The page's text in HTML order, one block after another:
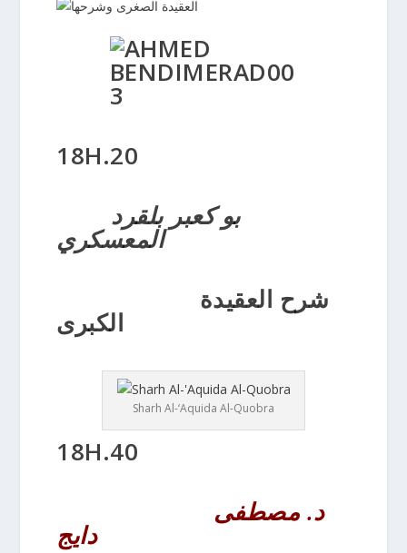
18H.20
المعسكري
الكبرى
Sharh Al-‘Aquida Al-Quobra
18H.40
د. مصطفى
دايج